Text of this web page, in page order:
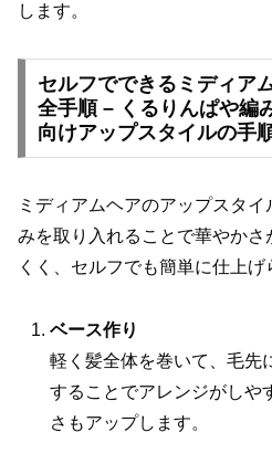
します。
セルフでできるミディア
全手順 – くるりんぱや編
向けアップスタイルの手
ミディアムヘアのアップスタ
みを取り入れることで華やか
くく、セルフでも簡単に仕上げ
ベース作り
軽く髪全体を巻いて、毛先
することでアレンジがしや
さもアップします。